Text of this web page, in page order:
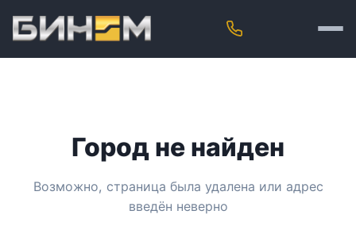
Город не найден
Возможно, страница была удалена или адрес
введён неверно